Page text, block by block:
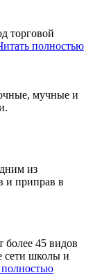
торговой
полностью
мучные и
из
и приправ в
45 видов
сети школы и
полностью